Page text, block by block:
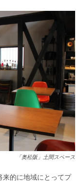
「奥松阪」土間スペース
的に地域にとってプ